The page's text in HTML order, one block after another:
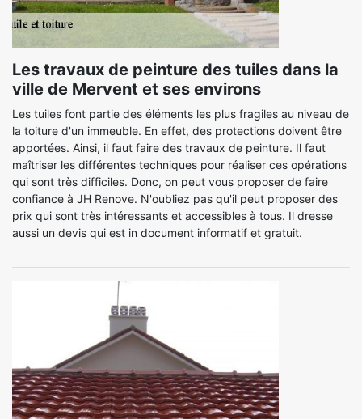
Les travaux de peinture des tuiles dans la
ville de Mervent et ses environs
Les tuiles font partie des éléments les plus fragiles au niveau de
la toiture d'un immeuble. En effet, des protections doivent être
apportées. Ainsi, il faut faire des travaux de peinture. Il faut
maîtriser les différentes techniques pour réaliser ces opérations
qui sont très difficiles. Donc, on peut vous proposer de faire
confiance à JH Renove. N'oubliez pas qu'il peut proposer des
prix qui sont très intéressants et accessibles à tous. Il dresse
aussi un devis qui est in document informatif et gratuit.